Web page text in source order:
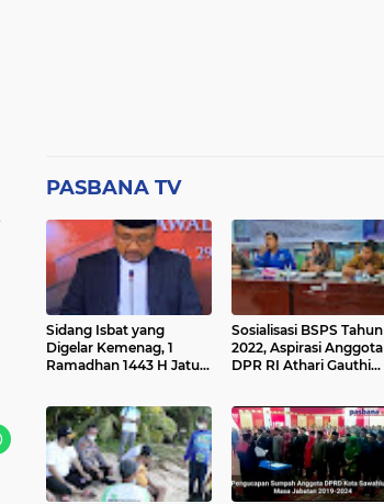
PASBANA TV
Sidang Isbat yang
Digelar Kemenag, 1
Ramadhan 1443 H Jatuh
Sosialisasi BSPS Tahun
2022, Aspirasi Anggota
DPR RI Athari Gauthi